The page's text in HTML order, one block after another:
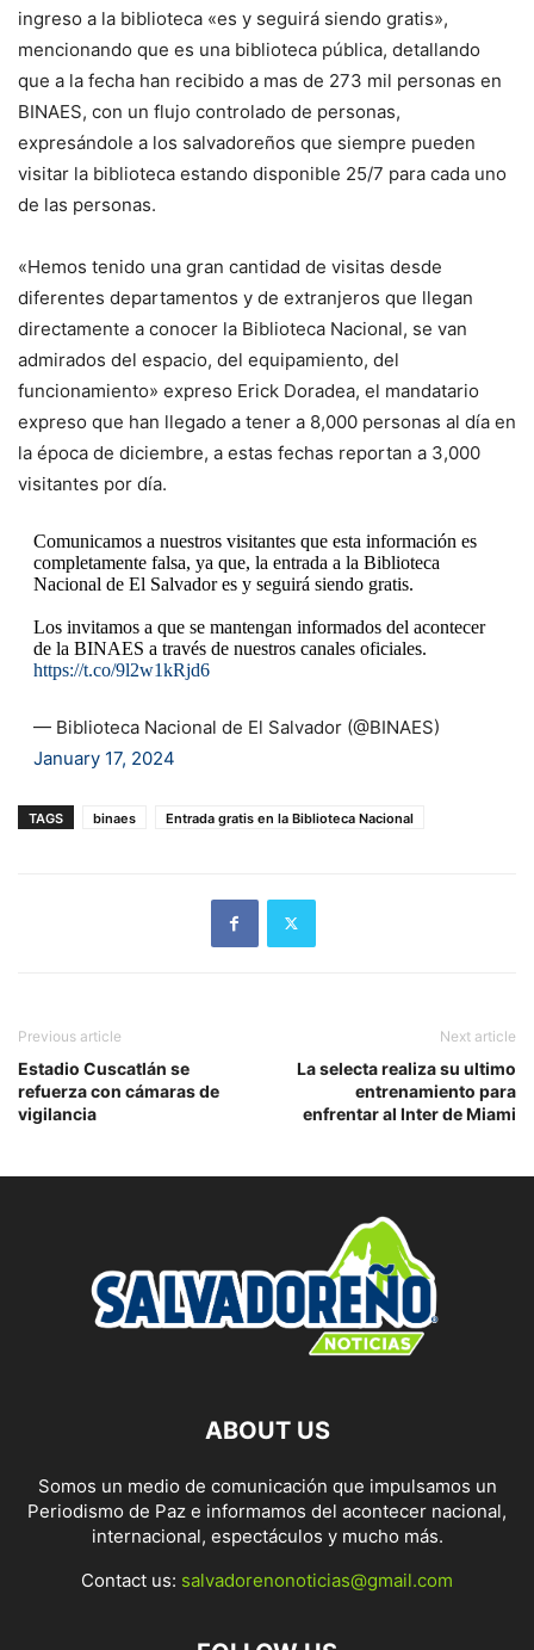
ingreso a la biblioteca «es y seguirá siendo gratis»,
mencionando que es una biblioteca pública, detallando
que a la fecha han recibido a mas de 273 mil personas en
BINAES, con un flujo controlado de personas,
expresándole a los salvadoreños que siempre pueden
visitar la biblioteca estando disponible 25/7 para cada uno
de las personas.
«Hemos tenido una gran cantidad de visitas desde
diferentes departamentos y de extranjeros que llegan
directamente a conocer la Biblioteca Nacional, se van
admirados del espacio, del equipamiento, del
funcionamiento» expreso Erick Doradea, el mandatario
expreso que han llegado a tener a 8,000 personas al día en
la época de diciembre, a estas fechas reportan a 3,000
visitantes por día.
Comunicamos a nuestros visitantes que esta información es
completamente falsa, ya que, la entrada a la Biblioteca
Nacional de El Salvador es y seguirá siendo gratis.
Los invitamos a que se mantengan informados del acontecer
de la BINAES a través de nuestros canales oficiales.
https://t.co/9l2w1kRjd6
— Biblioteca Nacional de El Salvador (@BINAES)
January 17, 2024
TAGS binaes Entrada gratis en la Biblioteca Nacional
Previous article
Estadio Cuscatlán se
refuerza con cámaras de
vigilancia
Next article
La selecta realiza su ultimo
entrenamiento para
enfrentar al Inter de Miami
ABOUT US
Somos un medio de comunicación que impulsamos un
Periodismo de Paz e informamos del acontecer nacional,
internacional, espectáculos y mucho más.
Contact us: salvadorenonoticias@gmail.com